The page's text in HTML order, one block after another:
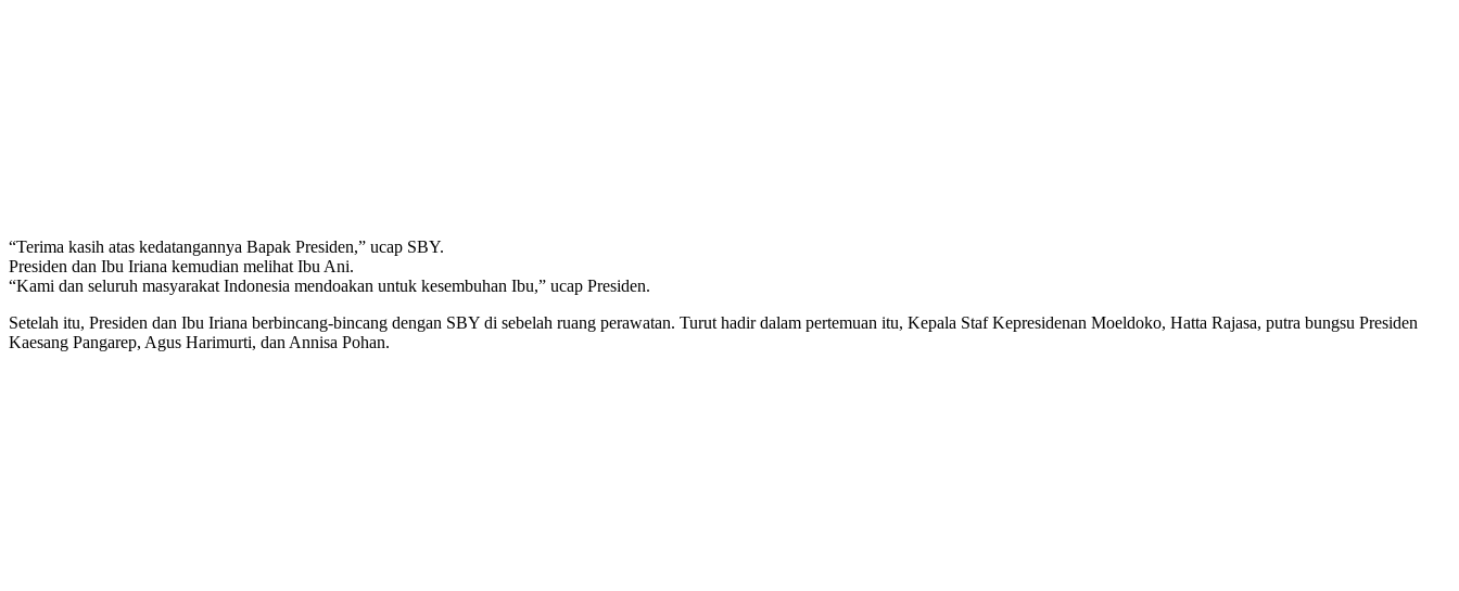
“Terima kasih atas kedatangannya Bapak Presiden,” ucap SBY.
Presiden dan Ibu Iriana kemudian melihat Ibu Ani.
“Kami dan seluruh masyarakat Indonesia mendoakan untuk kesembuhan Ibu,” ucap Presiden.
Setelah itu, Presiden dan Ibu Iriana berbincang-bincang dengan SBY di sebelah ruang perawatan. Turut hadir dalam pertemuan itu, Kepala Staf Kepresidenan Moeldoko, Hatta Rajasa, putra bungsu Presiden
Kaesang Pangarep, Agus Harimurti, dan Annisa Pohan.